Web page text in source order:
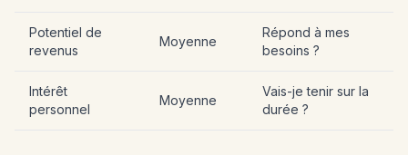
Potentiel de
revenus
Moyenne
Répond à mes
besoins ?
Intérêt
personnel
Moyenne
Vais-je tenir sur la
durée ?